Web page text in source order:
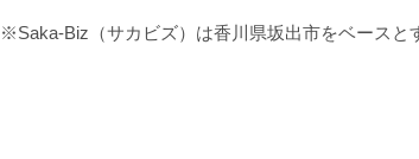
※Saka-Biz（サカビズ）は香川県坂出市をベースと